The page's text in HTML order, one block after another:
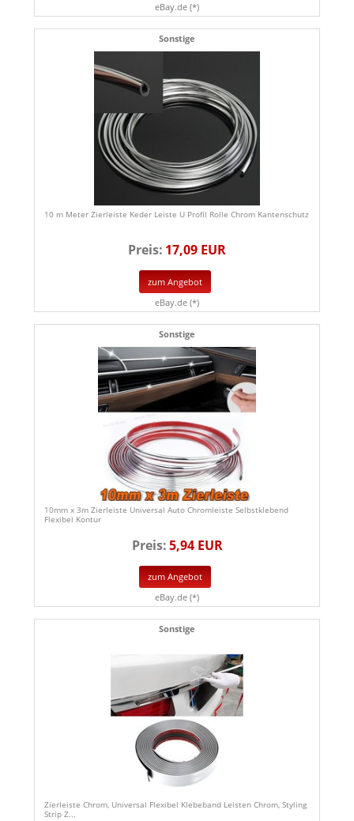
eBay.de (*)
Sonstige
10 m Meter Zierleiste Keder Leiste U Profil Rolle Chrom Kantenschutz
Preis: 17,09 EUR
zum Angebot
eBay.de (*)
Sonstige
10mm x 3m Zierleiste Universal Auto Chromleiste Selbstklebend
Flexibel Kontur
Preis:5,94 EUR
zum Angebot
eBay.de (*)
Sonstige
Zierleiste Chrom, Universal Flexibel Klebeband Leisten Chrom, Styling
Strip Z...